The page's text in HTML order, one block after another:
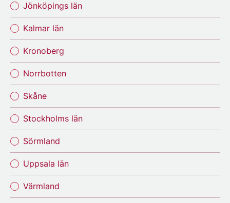
Jönköpings län
Kalmar län
Kronoberg
Norrbotten
Skåne
Stockholms län
Sörmland
Uppsala län
Värmland